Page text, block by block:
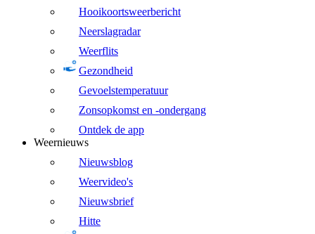
Hooikoortsweerbericht
Neerslagradar
Weerflits
Gezondheid
Gevoelstemperatuur
Zonsopkomst en -ondergang
Ontdek de app
Weernieuws
Nieuwsblog
Weervideo's
Nieuwsbrief
Hitte